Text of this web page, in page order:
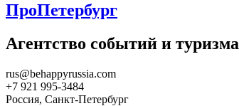
ПроПетербург
Агентство событий и туризма
rus@behappyrussia.com
+7 921 995-3484
Россия, Санкт-Петербург